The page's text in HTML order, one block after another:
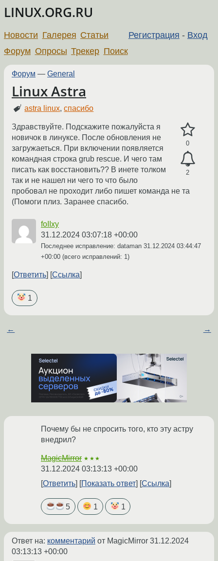
LINUX.ORG.RU
Регистрация - Вход
Новости Галерея Статьи
Форум Опросы Трекер Поиск
Форум — General
Linux Astra
astra linux,спасибо
0
2
Здравствуйте. Подскажите пожалуйста я
новичок в линуксе. После обновления не
загружаеться. При включении появляется
командная строка grub rescue. И чего там
писать как восстановить?? В инете толком
так и не нашел ни чего то что было
пробовал не проходит либо пишет команда не та
(Помоги плиз. Заранее спасибо.
foIIxy
31.12.2024 03:07:18 +00:00
Последнее исправление: dataman 31.12.2024 03:44:47
+00:00 (всего исправлений: 1)
Ответить Ссылка
1
← →
Почему бы не спросить того, кто эту астру
внедрил?
MagicMirror ★★★
31.12.2024 03:13:13 +00:00
Ответить
Показать ответ Ссылка
5 1 1
Ответ на: комментарий от MagicMirror 31.12.2024
03:13:13 +00:00